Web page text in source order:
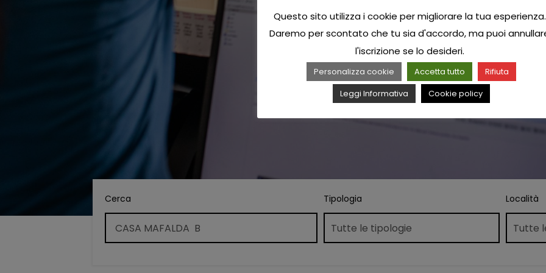
Cerca Tipologia Località
Questo sito utilizza i cookie per migliorare la tua esperienza.
Daremo per scontato che tu sia d'accordo, ma puoi
l'iscrizione se lo desideri.
Personalizza cookie Accetta tutto
Rifiuta
Leggi Informativa
Cookie policy